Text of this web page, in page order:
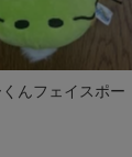
んフェイスポー